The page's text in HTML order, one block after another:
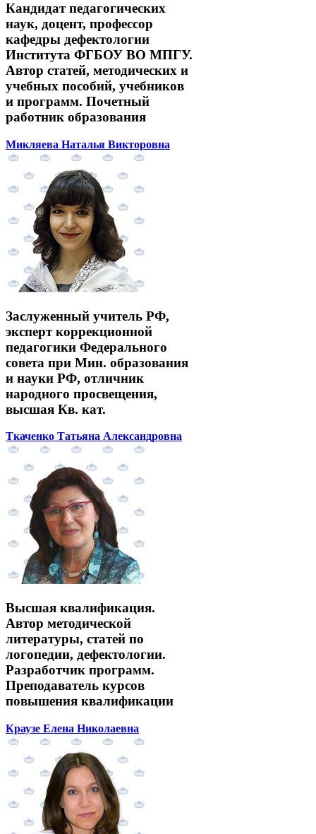
Кандидат педагогических
наук, доцент, профессор
кафедры дефектологии
Института ФГБОУ ВО МПГУ.
Автор статей, методических и
учебных пособий, учебников
и программ. Почетный
работник образования
Микляева Наталья Викторовна
Заслуженный учитель РФ,
эксперт коррекционной
педагогики Федерального
совета при Мин. образования
и науки РФ, отличник
народного просвещения,
высшая Кв. кат.
Ткаченко Татьяна Александровна
Высшая квалификация.
Автор методической
литературы, статей по
логопедии, дефектологии.
Разработчик программ.
Преподаватель курсов
повышения квалификации
Краузе Елена Николаевна